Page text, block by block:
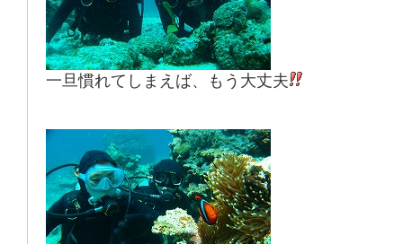
一旦慣れてしまえば、もう大丈夫